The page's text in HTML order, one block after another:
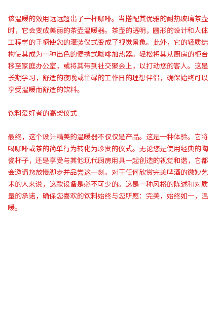
该温暖的效用远远超出了一杯咖啡。当搭配其优雅的耐热玻璃茶壶
时，它会变成美丽的茶壶温暖器。茶壶的透明，圆形的设计和人体
工程学的手柄使您的灌装仪式变成了视觉景象。此外，它的轻质结
构使其成为一种出色的便携式咖啡加热器。轻松将其从厨房的柜台
移至家庭办公室，或将其带到社交聚会上，以打动您的客人。这是
长期学习，舒适的夜晚或忙碌的工作日的理想伴侣，确保始终可以
享受温暖而舒适的饮料。
饮料爱好者的高架仪式
最终，这个设计精美的温暖器不仅仅是产品。这是一种体验。它将
喝咖啡或茶的简单行为转化为珍贵的仪式。无论您是使用经典的陶
瓷杯子，还是享受与其他现代厨房用具一起创造的视觉和谐，它都
会邀请您放慢脚步并品尝这一刻。对于任何欣赏完美啤酒的微妙艺
术的人来说，这款设备是必不可少的。这是一种风格的陈述和对质
量的承诺，确保您喜欢的饮料始终与您所愿：完美，始终如一，温
暖。